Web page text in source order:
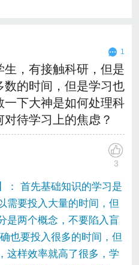
1
，有接触科研，但是
数的时间，但是学习也
下大神是如何处理科
待学习上的焦虑？
3
： 首先基础知识的学习是
需要投入大量的时间，但
是两个概念，不要陷入盲
也要投入很多的时间，但
这样效率就高了很多，学